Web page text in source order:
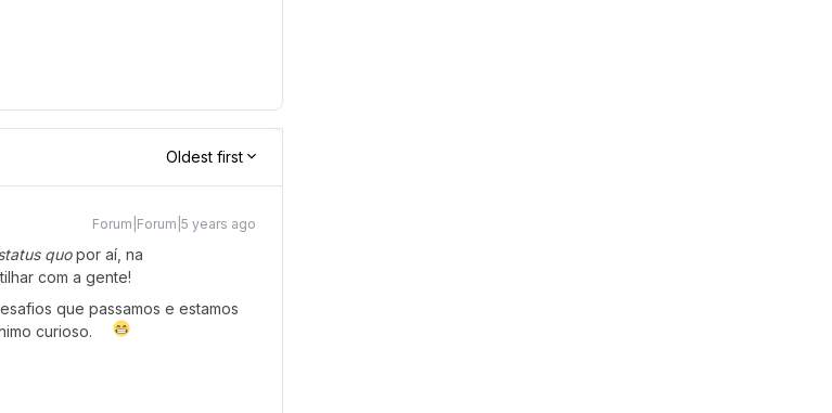
Oldest first
Forum|Forum|5 years ago
quopor aí, na
com a gente!
que passamos e estamos
curioso.